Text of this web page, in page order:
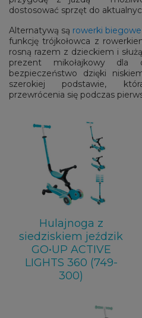
dostosować sprzęt do
Alternatywą są rowerki
funkcję trójkołowca z
rosną razem z dzieckiem i
prezent mikołajkowy dla
bezpieczeństwo dzięki
szerokiej podstawie,
przewrócenia się podczas
Hulajnoga z
siedziskiem jeździk
GO•UP ACTIVE
LIGHTS 360 (749-
300)